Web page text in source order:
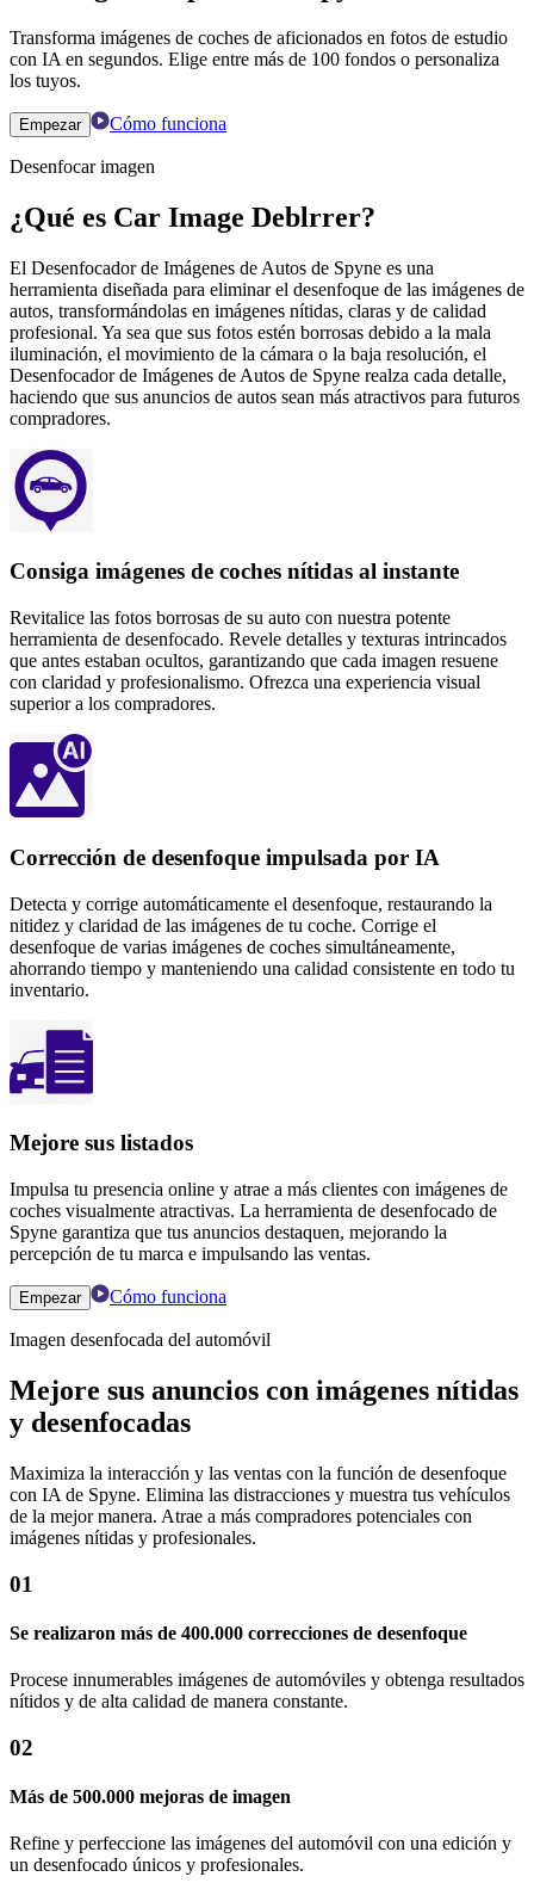
Transforma imágenes de coches de aficionados en fotos de estudio
con IA en segundos. Elige entre más de 100 fondos o personaliza
los tuyos.
Empezar Cómo funciona
Desenfocar imagen
¿Qué es Car Image Deblrrer?
El Desenfocador de Imágenes de Autos de Spyne es una
herramienta diseñada para eliminar el desenfoque de las imágenes de
autos, transformándolas en imágenes nítidas, claras y de calidad
profesional. Ya sea que sus fotos estén borrosas debido a la mala
iluminación, el movimiento de la cámara o la baja resolución, el
Desenfocador de Imágenes de Autos de Spyne realza cada detalle,
haciendo que sus anuncios de autos sean más atractivos para futuros
compradores.
Consiga imágenes de coches nítidas al instante
Revitalice las fotos borrosas de su auto con nuestra potente
herramienta de desenfocado. Revele detalles y texturas intrincados
que antes estaban ocultos, garantizando que cada imagen resuene
con claridad y profesionalismo. Ofrezca una experiencia visual
superior a los compradores.
Corrección de desenfoque impulsada por IA
Detecta y corrige automáticamente el desenfoque, restaurando la
nitidez y claridad de las imágenes de tu coche. Corrige el
desenfoque de varias imágenes de coches simultáneamente,
ahorrando tiempo y manteniendo una calidad consistente en todo tu
inventario.
Mejore sus listados
Impulsa tu presencia online y atrae a más clientes con imágenes de
coches visualmente atractivas. La herramienta de desenfocado de
Spyne garantiza que tus anuncios destaquen, mejorando la
percepción de tu marca e impulsando las ventas.
Empezar Cómo funciona
Imagen desenfocada del automóvil
Mejore sus anuncios con imágenes nítidas
y desenfocadas
Maximiza la interacción y las ventas con la función de desenfoque
con IA de Spyne. Elimina las distracciones y muestra tus vehículos
de la mejor manera. Atrae a más compradores potenciales con
imágenes nítidas y profesionales.
01
Se realizaron más de 400.000 correcciones de desenfoque
Procese innumerables imágenes de automóviles y obtenga resultados
nítidos y de alta calidad de manera constante.
02
Más de 500.000 mejoras de imagen
Refine y perfeccione las imágenes del automóvil con una edición y
un desenfocado únicos y profesionales.